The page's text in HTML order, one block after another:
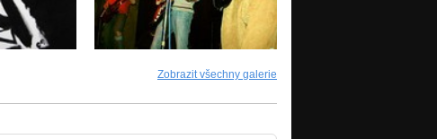
Zobrazit všechny galerie